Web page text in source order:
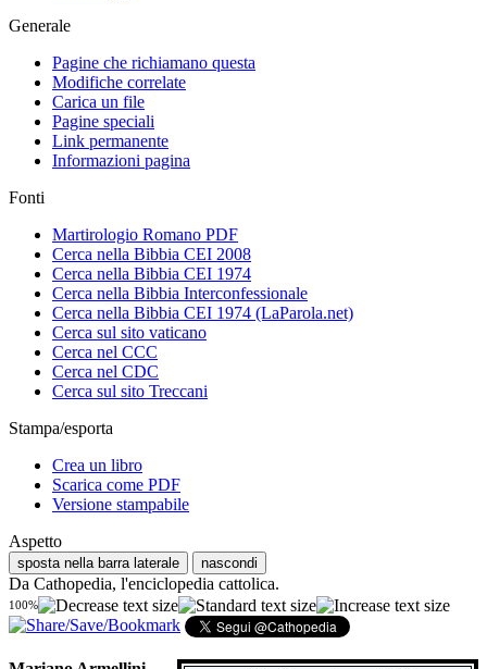
Generale
Pagine che richiamano questa
Modifiche correlate
Carica un file
Pagine speciali
Link permanente
Informazioni pagina
Fonti
Martirologio Romano PDF
Cerca nella Bibbia CEI 2008
Cerca nella Bibbia CEI 1974
Cerca nella Bibbia Interconfessionale
Cerca nella Bibbia CEI 1974 (LaParola.net)
Cerca sul sito vaticano
Cerca nel CCC
Cerca nel CDC
Cerca sul sito Treccani
Stampa/esporta
Crea un libro
Scarica come PDF
Versione stampabile
Aspetto
sposta nella barra laterale nascondi
Da Cathopedia, l'enciclopedia cattolica.
100%